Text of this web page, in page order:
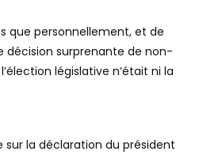
que personnellement, et de
surprenante de non-
législative n’était ni la
sur la déclaration du président